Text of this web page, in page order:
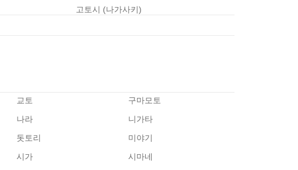
고토시 (나가사키)
교토
구마모토
나라
니가타
돗토리
미야기
시가
시마네